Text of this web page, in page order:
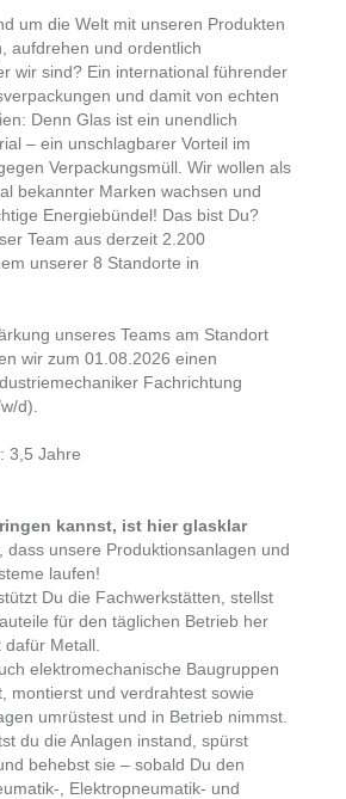
um die Welt mit unseren Produkten
aufdrehen und ordentlich
wir sind? Ein international führender
und damit von echten
Denn Glas ist ein unendlich
– ein unschlagbarer Vorteil im
Verpackungsmüll. Wir wollen als
bekannter Marken wachsen und
Energiebündel! Das bist Du?
Team aus derzeit 2.200
unserer 8 Standorte in
unseres Teams am Standort
wir zum 01.08.2026 einen
Fachrichtung
d).
3,5 Jahre
kannst, ist hier glasklar
dass unsere Produktionsanlagen und
laufen!
Du die Fachwerkstätten, stellst
für den täglichen Betrieb her
Metall.
elektromechanische Baugruppen
montierst und verdrahtest sowie
umrüstest und in Betrieb nimmst.
du die Anlagen instand, spürst
behebst sie – sobald Du den
, Elektropneumatik- und